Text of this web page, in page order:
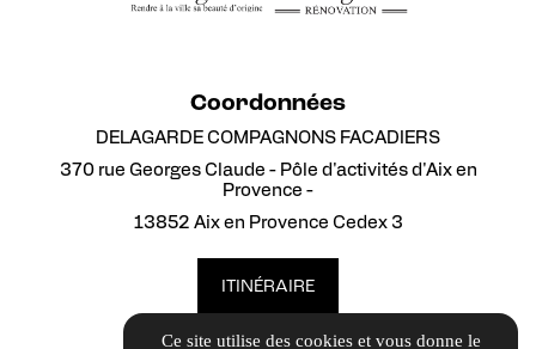
Coordonnées
DELAGARDE COMPAGNONS FACADIERS
370 rue Georges Claude - Pôle d'activités d'Aix en
Provence -
13852 Aix en Provence Cedex 3
ITINÉRAIRE
Ce site utilise des cookies et vous donne le